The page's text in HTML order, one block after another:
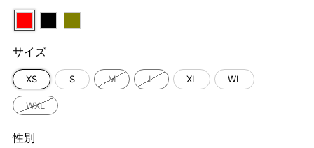
サイズ
XS S M L XL WL
WXL
性別